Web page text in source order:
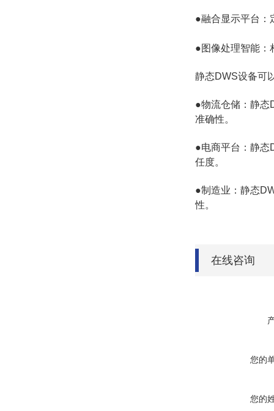
●融合显示平台：
●图像处理智能：
静态DWS设备可
●物流仓储：静态
准确性。
●电商平台：静态
任度。
●制造业：静态
性。
在线咨询
您的
您的